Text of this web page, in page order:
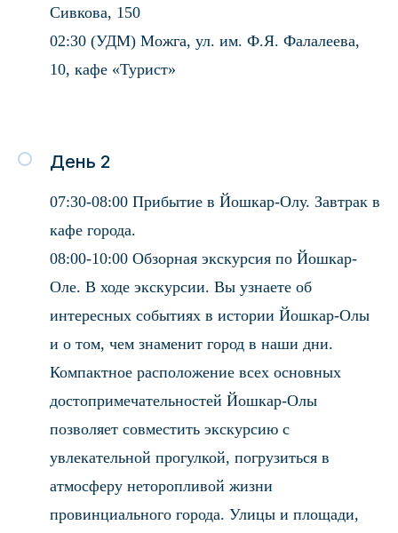
Сивкова, 150
02:30 (УДМ) Можга, ул. им. Ф.Я. Фалалеева,
10, кафе «Турист»
День 2
07:30-08:00 Прибытие в Йошкар-Олу. Завтрак в
кафе города.
08:00-10:00 Обзорная экскурсия по Йошкар-
Оле. В ходе экскурсии. Вы узнаете об
интересных событиях в истории Йошкар-Олы
и о том, чем знаменит город в наши дни.
Компактное расположение всех основных
достопримечательностей Йошкар-Олы
позволяет совместить экскурсию с
увлекательной прогулкой, погрузиться в
атмосферу неторопливой жизни
провинциального города. Улицы и площади,